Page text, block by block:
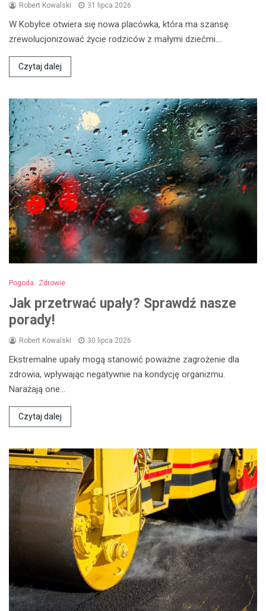
Robert Kowalski 31 lipca 2026
W Kobyłce otwiera się nowa placówka, która ma szansę
zrewolucjonizować życie rodziców z małymi dziećmi.…
Czytaj dalej
Pogoda Zdrowie
Jak przetrwać upały? Sprawdź nasze
porady!
Robert Kowalski 30 lipca 2026
Ekstremalne upały mogą stanowić poważne zagrożenie dla
zdrowia, wpływając negatywnie na kondycję organizmu.
Narażają one…
Czytaj dalej